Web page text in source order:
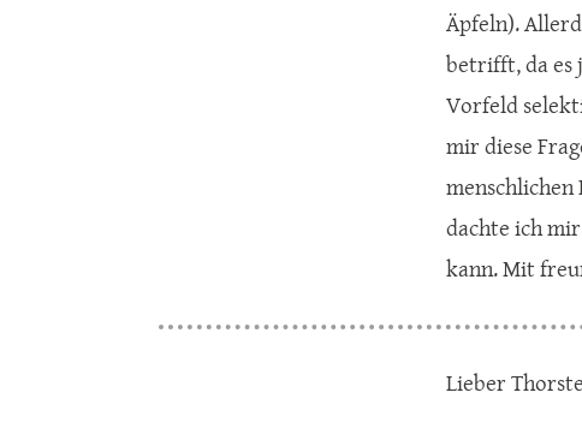
Äpfeln).
betrifft, da es
Vorfeld
mir diese
dachte ich
kann. Mit
Lieber